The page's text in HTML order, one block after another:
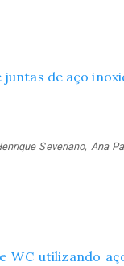
de aço
Severiano, Ana
WC utilizando